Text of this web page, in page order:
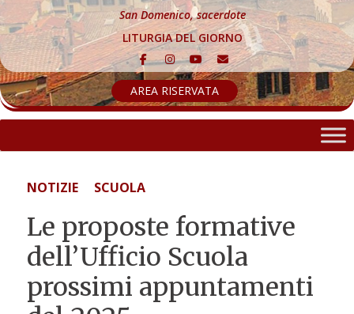
San Domenico, sacerdote
LITURGIA DEL GIORNO
AREA RISERVATA
NOTIZIE SCUOLA
Le proposte formative
dell’Ufficio Scuola
prossimi appuntamenti